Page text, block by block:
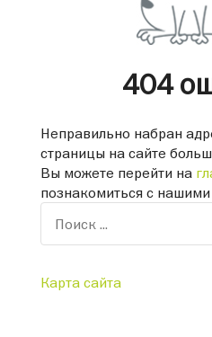
404
Неправильно набран
страницы на сайте
Вы можете перейти на
познакомиться с нашими
Карта сайта